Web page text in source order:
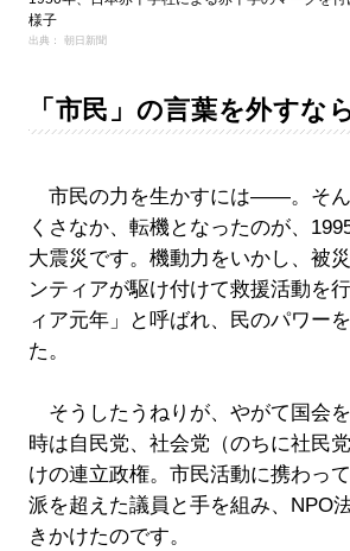
様子
出典： 朝日新聞
「市民」の言葉を外す
市民の力を生かすには――。そん
くさなか、転機となったのが、
大震災です。機動力をいかし、被
ンティアが駆け付けて救援活動を
ィア元年」と呼ばれ、民のパワー
た。
そうしたうねりが、やがて国会
時は自民党、社会党（のちに社民
けの連立政権。市民活動に携わっ
派を超えた議員と手を組み、NPO
きかけたのです。